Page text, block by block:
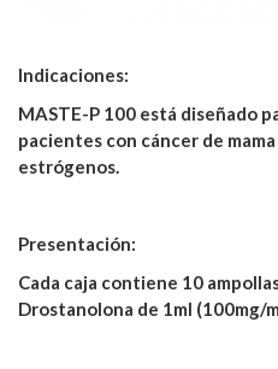
Indicaciones:
MASTE-P 100 está diseñado
pacientes con cáncer de
estrógenos.
Presentación:
Cada caja contiene 10
Drostanolona de 1ml (100mg/